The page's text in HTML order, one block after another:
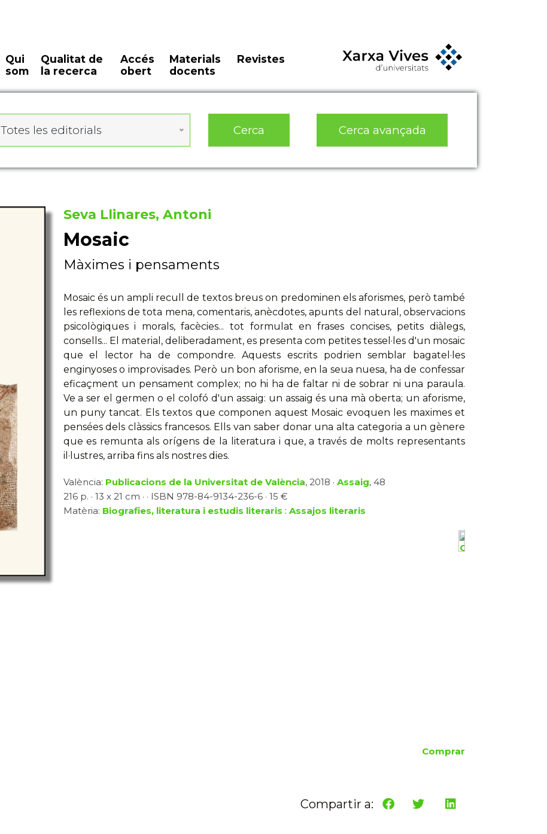
Qui
som
Qualitat de
la recerca
Accés
obert
Materials
docents
Revistes
Totes les editorials Cerca Cerca avançada
Seva Llinares, Antoni
Mosaic
Màximes i pensaments
Mosaic és un ampli recull de textos breus on predominen els aforismes, però també
les reflexions de tota mena, comentaris, anècdotes, apunts del natural, observacions
psicològiques i morals, facècies... tot formulat en frases concises, petits diàlegs,
consells... El material, deliberadament, es presenta com petites tessel·les d'un mosaic
que el lector ha de compondre. Aquests escrits podrien semblar bagatel·les
enginyoses o improvisades. Però un bon aforisme, en la seua nuesa, ha de confessar
eficaçment un pensament complex; no hi ha de faltar ni de sobrar ni una paraula.
Ve a ser el germen o el colofó d'un assaig: un assaig és una mà oberta; un aforisme,
un puny tancat. Els textos que componen aquest Mosaic evoquen les maximes et
pensées dels clàssics francesos. Ells van saber donar una alta categoria a un gènere
que es remunta als orígens de la literatura i que, a través de molts representants
il·lustres, arriba fins als nostres dies.
València: Publicacions de la Universitat de València, 2018 · Assaig, 48
216 p. · 13 x 21 cm · · ISBN 978-84-9134-236-6 · 15 €
Matèria: Biografies, literatura i estudis literaris : Assajos literaris
Comprar
Compartir a: